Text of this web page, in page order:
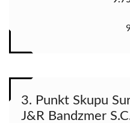
3. Punkt Skupu
J&R Bandzmer